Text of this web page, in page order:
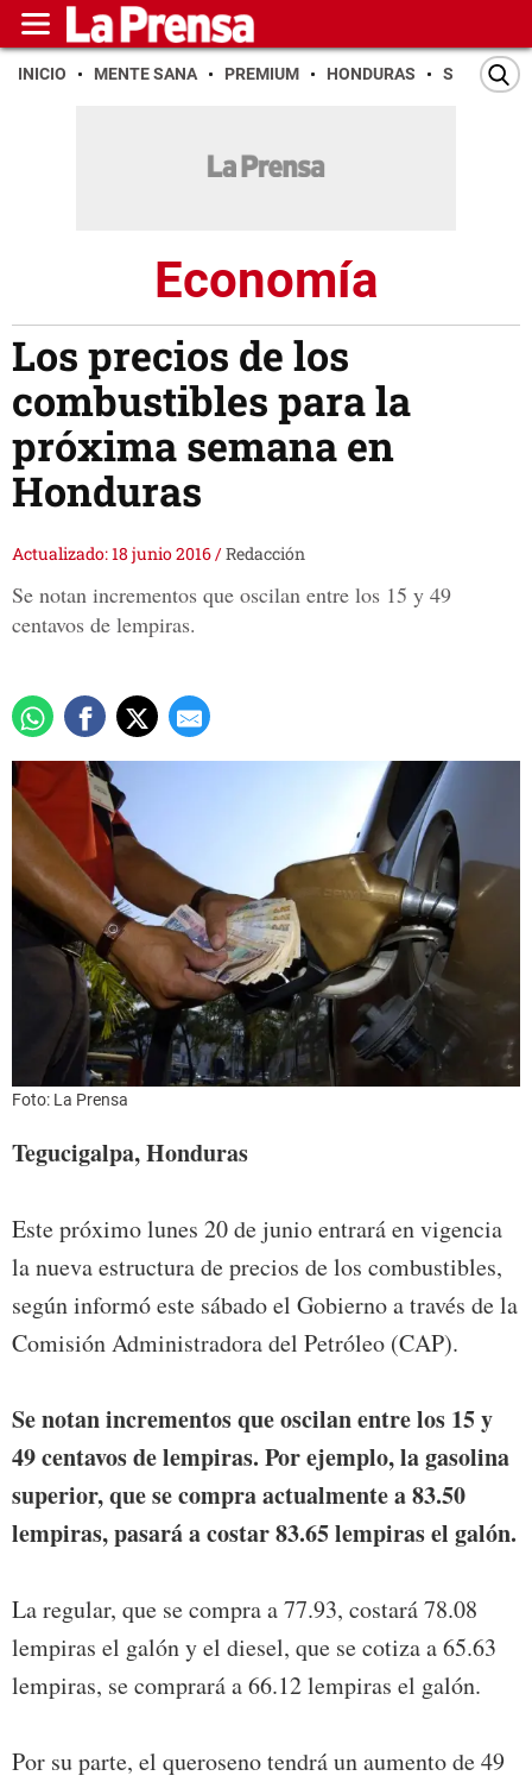
INICIO MENTE SANA PREMIUM HONDURAS SAN PEDRO
Economía
Los precios de los
combustibles para la
próxima semana en
Honduras
Actualizado: 18 junio 2016/Redacción
Se notan incrementos que oscilan entre los 15 y 49
centavos de lempiras.
Foto: La Prensa
Tegucigalpa, Honduras
Este próximo lunes 20 de junio entrará en vigencia
la nueva estructura de precios de los combustibles,
según informó este sábado el Gobierno a través de la
Comisión Administradora del Petróleo (CAP).
Se notan incrementos que oscilan entre los 15 y
49 centavos de lempiras. Por ejemplo, la gasolina
superior, que se compra actualmente a 83.50
lempiras, pasará a costar 83.65 lempiras el galón.
La regular, que se compra a 77.93, costará 78.08
lempiras el galón y el diesel, que se cotiza a 65.63
lempiras, se comprará a 66.12 lempiras el galón.
Por su parte, el queroseno tendrá un aumento de 49